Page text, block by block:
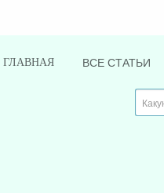
ГЛАВНАЯ ВСЕ СТАТЬИ